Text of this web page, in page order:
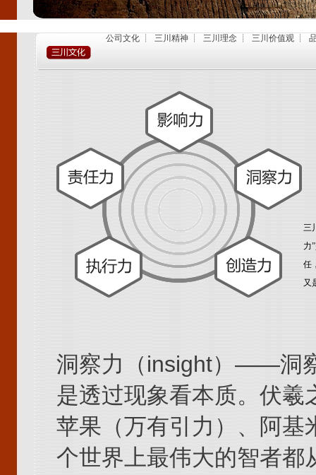
公司文化 ┊ 三川精神 ┊ 三川理念 ┊ 三川价值观 ┊
三
力
任
又
洞察力（insight）――洞
是透过现象看本质。伏羲
苹果（万有引力）、阿基
个世界上最伟大的智者都